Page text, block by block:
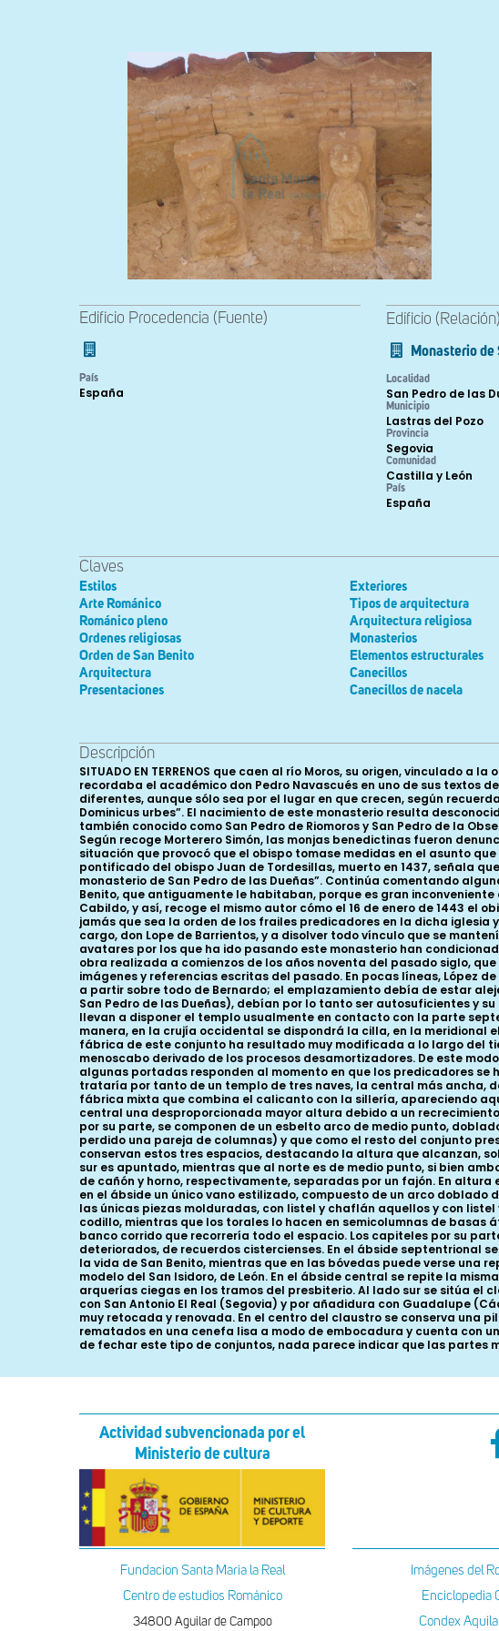
Edificio Procedencia (Fuente)
País
España
Edificio (Relación)
Monasterio de
Localidad
San Pedro de las
Municipio
Lastras del Pozo
Provincia
Segovia
Comunidad
Castilla y León
País
España
Claves
Estilos
Arte Románico
Románico pleno
Ordenes religiosas
Orden de San Benito
Arquitectura
Presentaciones
Exteriores
Tipos de arquitectura
Arquitectura religiosa
Monasterios
Elementos estructurales
Canecillos
Canecillos de nacela
Descripción
SITUADO EN TERRENOS que caen al río Moros, su origen, vinculado
recordaba el académico don Pedro Navascués en uno de sus textos
diferentes, aunque sólo sea por el lugar en que crecen, según
Dominicus urbes”. El nacimiento de este monasterio resulta
también conocido como San Pedro de Riomoros y San Pedro de la
Según recoge Morterero Simón, las monjas benedictinas fueron
situación que provocó que el obispo tomase medidas en el asunto
pontificado del obispo Juan de Tordesillas, muerto en 1437, señala
monasterio de San Pedro de las Dueñas”. Continúa comentando
Benito, que antiguamente le habitaban, porque es gran
Cabildo, y así, recoge el mismo autor cómo el 16 de enero de 1443 el
jamás que sea la orden de los frailes predicadores en la dicha
cargo, don Lope de Barrientos, y a disolver todo vínculo que se
avatares por los que ha ido pasando este monasterio han
obra realizada a comienzos de los años noventa del pasado siglo,
imágenes y referencias escritas del pasado. En pocas líneas, López
a partir sobre todo de Bernardo; el emplazamiento debía de estar
San Pedro de las Dueñas), debían por lo tanto ser autosuficientes y
llevan a disponer el templo usualmente en contacto con la parte
manera, en la crujía occidental se dispondrá la cilla, en la
fábrica de este conjunto ha resultado muy modificada a lo largo del
menoscabo derivado de los procesos desamortizadores. De este
algunas portadas responden al momento en que los predicadores
trataría por tanto de un templo de tres naves, la central más ancha,
fábrica mixta que combina el calicanto con la sillería, apareciendo
central una desproporcionada mayor altura debido a un
por su parte, se componen de un esbelto arco de medio punto,
perdido una pareja de columnas) y que como el resto del conjunto
conservan estos tres espacios, destacando la altura que alcanzan,
sur es apuntado, mientras que al norte es de medio punto, si bien
de cañón y horno, respectivamente, separadas por un fajón. En
en el ábside un único vano estilizado, compuesto de un arco
las únicas piezas molduradas, con listel y chaflán aquellos y con
codillo, mientras que los torales lo hacen en semicolumnas de
banco corrido que recorrería todo el espacio. Los capiteles por su
deteriorados, de recuerdos cistercienses. En el ábside septentrional
la vida de San Benito, mientras que en las bóvedas puede verse una
modelo del San Isidoro, de León. En el ábside central se repite la
arquerías ciegas en los tramos del presbiterio. Al lado sur se sitúa el
con San Antonio El Real (Segovia) y por añadidura con Guadalupe
muy retocada y renovada. En el centro del claustro se conserva una
rematados en una cenefa lisa a modo de embocadura y cuenta con
de fechar este tipo de conjuntos, nada parece indicar que las partes
Actividad subvencionada por el
Ministerio de cultura
Fundacion Santa Maria la Real
Centro de estudios Románico
34800 Aguilar de Campoo
Imágenes del
Enciclopedia
Condex